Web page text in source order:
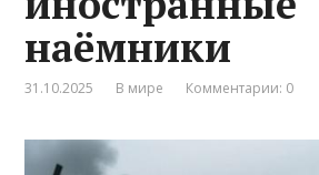
наёмники
31.10.2025 В мире Комментарии: 0